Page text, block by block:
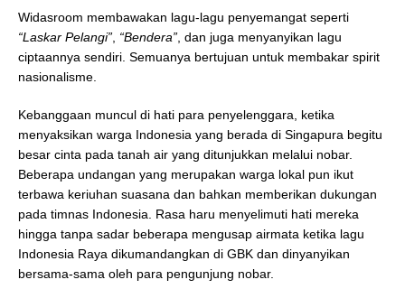
Widasroom membawakan lagu-lagu penyemangat seperti
“Laskar Pelangi” “Bendera” , dan juga menyanyikan lagu
ciptaannya sendiri. Semuanya bertujuan untuk membakar spirit
nasionalisme.
Kebanggaan muncul di hati para penyelenggara, ketika
menyaksikan warga Indonesia yang berada di Singapura begitu
besar cinta pada tanah air yang ditunjukkan melalui nobar.
Beberapa undangan yang merupakan warga lokal pun ikut
terbawa keriuhan suasana dan bahkan memberikan dukungan
pada timnas Indonesia. Rasa haru menyelimuti hati mereka
hingga tanpa sadar beberapa mengusap airmata ketika lagu
Indonesia Raya dikumandangkan di GBK dan dinyanyikan
bersama-sama oleh para pengunjung nobar.